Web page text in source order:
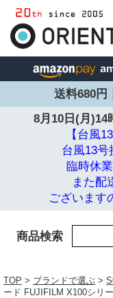
送料680円
8月10日(月)14
【台風
台風13号
臨時休
また配
ございます
商品検索
TOP > ブランドで選ぶ >
ード FUJIFILM X100シリ